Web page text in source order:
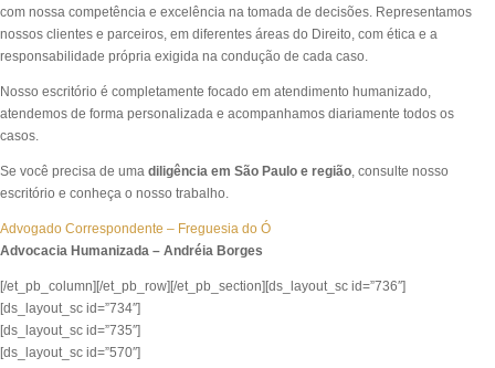
com nossa competência e excelência na tomada de decisões. Representamos
nossos clientes e parceiros, em diferentes áreas do Direito, com ética e a
responsabilidade própria exigida na condução de cada caso.
Nosso escritório é completamente focado em atendimento humanizado,
atendemos de forma personalizada e acompanhamos diariamente todos os
casos.
Se você precisa de uma diligência em São Paulo e região , consulte nosso
escritório e conheça o nosso trabalho.
Advogado Correspondente – Freguesia do Ó
Advocacia Humanizada – Andréia Borges
[/et_pb_column][/et_pb_row][/et_pb_section][ds_layout_sc id=”736″]
[ds_layout_sc id=”734″]
[ds_layout_sc id=”735″]
[ds_layout_sc id=”570″]